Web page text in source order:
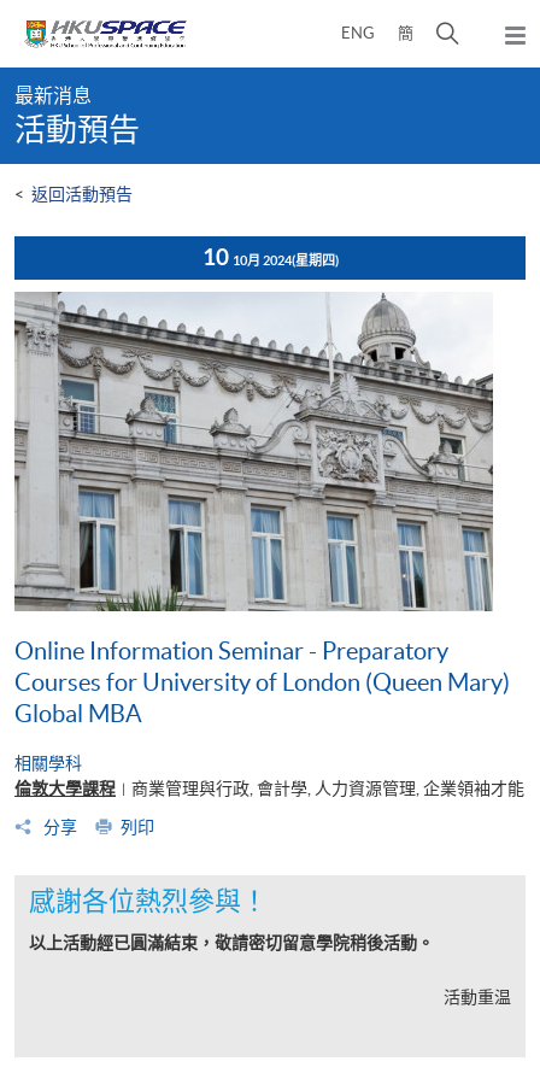
content
ENG 簡
開
彈
出
content
start
最新消息
活動預告
< 返回活動預告
10 10月 2024(星期四)
Online Information Seminar - Preparatory
Courses for University of London (Queen Mary)
Global MBA
相關學科
倫敦大學課程 | 商業管理與行政, 會計學, 人力資源管理, 企業領袖才能
分享
列印
感謝各位熱烈參與！
以上活動經已圓滿結束，敬請密切留意學院稍後活動。
活動重温